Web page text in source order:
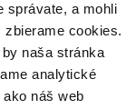
správate, a mohli
cookies.
naša stránka
analytické
náš web
zločin, vo
Je verný
zaskočí, keď mu
odluka ...